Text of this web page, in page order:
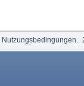
Nutzungsbedingungen.